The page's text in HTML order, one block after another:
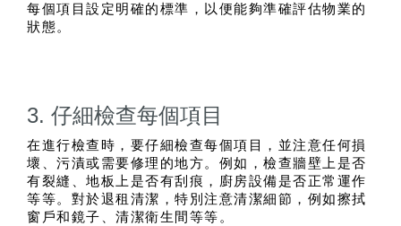
每個項目設定明確的標準，以便能夠準確評估物業的
狀態。
3. 仔細檢查每個項目
在進行檢查時，要仔細檢查每個項目，並注意任何損
壞、污漬或需要修理的地方。例如，檢查牆壁上是否
有裂縫、地板上是否有刮痕，廚房設備是否正常運作
等等。對於退租清潔，特別注意清潔細節，例如擦拭
窗戶和鏡子、清潔衛生間等等。